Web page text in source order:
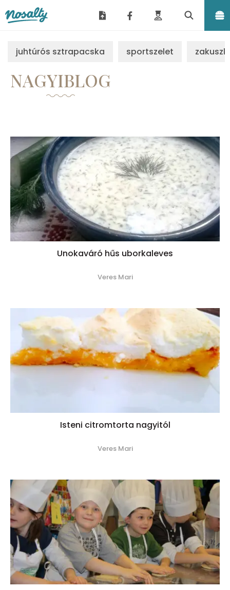
juhtúrós sztrapacska sportszelet
NAGYIBLOG
Unokaváró hűs uborkaleves
Veres Mari
Isteni citromtorta nagyitól
Veres Mari